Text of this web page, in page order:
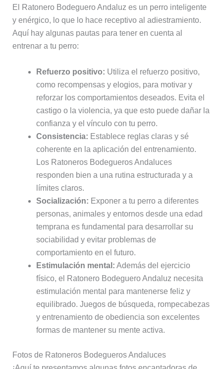
El Ratonero Bodeguero Andaluz es un perro inteligente
y enérgico, lo que lo hace receptivo al adiestramiento.
Aquí hay algunas pautas para tener en cuenta al
entrenar a tu perro:
Refuerzo positivo: Utiliza el refuerzo positivo,
como recompensas y elogios, para motivar y
reforzar los comportamientos deseados. Evita el
castigo o la violencia, ya que esto puede dañar la
confianza y el vínculo con tu perro.
Consistencia: Establece reglas claras y sé
coherente en la aplicación del entrenamiento.
Los Ratoneros Bodegueros Andaluces
responden bien a una rutina estructurada y a
límites claros.
Socialización: Exponer a tu perro a diferentes
personas, animales y entornos desde una edad
temprana es fundamental para desarrollar su
sociabilidad y evitar problemas de
comportamiento en el futuro.
Estimulación mental: Además del ejercicio
físico, el Ratonero Bodeguero Andaluz necesita
estimulación mental para mantenerse feliz y
equilibrado. Juegos de búsqueda, rompecabezas
y entrenamiento de obediencia son excelentes
formas de mantener su mente activa.
Fotos de Ratoneros Bodegueros Andaluces